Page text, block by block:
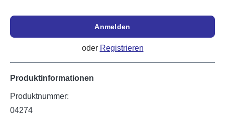
Anmelden
oder Registrieren
Produktinformationen
Produktnummer:
04274